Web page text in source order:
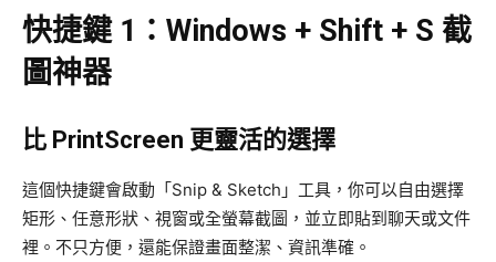
快捷鍵 1：Windows + Shift + S 截
圖神器
比 PrintScreen 更靈活的選擇
這個快捷鍵會啟動「Snip & Sketch」工具，你可以自由選擇
矩形、任意形狀、視窗或全螢幕截圖，並立即貼到聊天或文件
裡。不只方便，還能保證畫面整潔、資訊準確。